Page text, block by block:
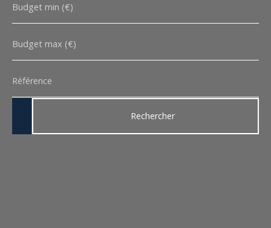
Budget min (€)
Budget max (€)
Référence
Rechercher